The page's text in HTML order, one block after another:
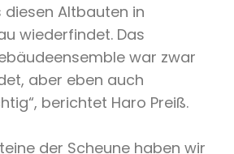
diesen Altbauten in
wiederfindet. Das
war zwar
aber eben auch
berichtet Haro Preiß.
der Scheune haben wir